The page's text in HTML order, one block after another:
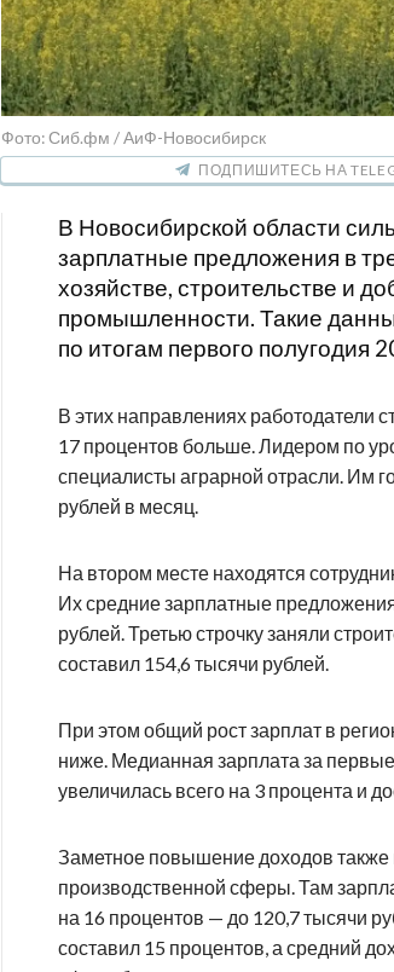
Фото: Сиб.фм / АиФ-Новосибирск
ПОДПИШИТЕСЬ НА
В Новосибирской области
зарплатные предложения в
хозяйстве, строительстве и
промышленности. Такие
по итогам первого полугодия
В этих направлениях работодатели
17 процентов больше. Лидером по
специалисты аграрной отрасли. Им
рублей в месяц.
На втором месте находятся
Их средние зарплатные
рублей. Третью строчку заняли
составил 154,6 тысячи рублей.
При этом общий рост зарплат в
ниже. Медианная зарплата за
увеличилась всего на 3 процента и
Заметное повышение доходов также
производственной сферы. Там
на 16 процентов — до 120,7 тысячи
составил 15 процентов, а средний